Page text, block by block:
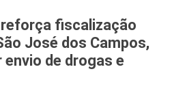
reforça fiscalização
José dos Campos,
de drogas e